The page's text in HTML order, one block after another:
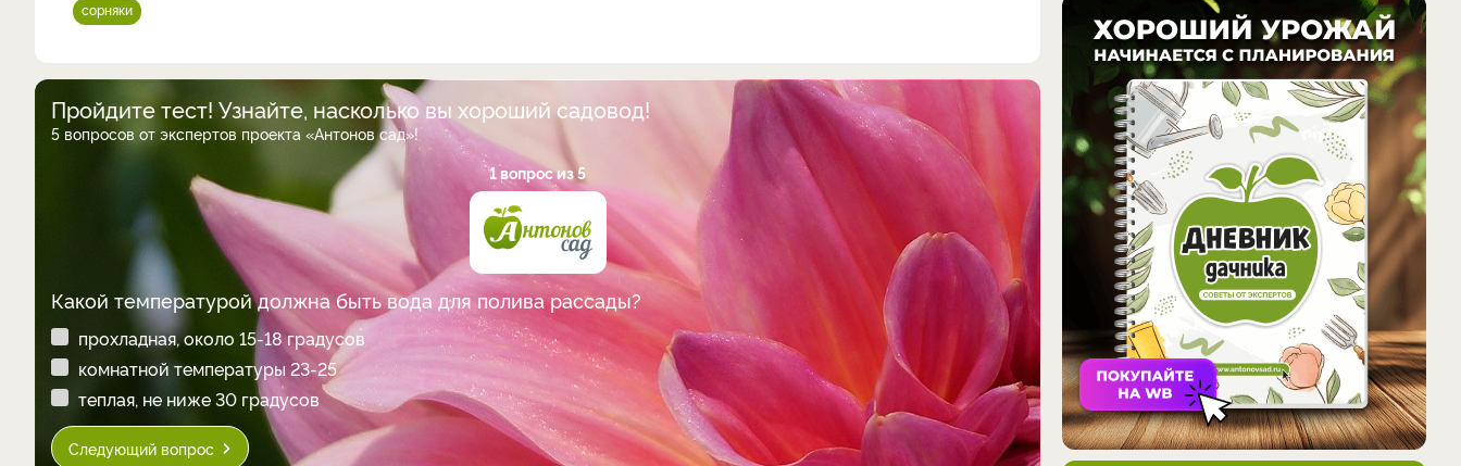
сорняки
Пройдите тест! Узнайте, насколько вы хороший садовод!
5 вопросов от экспертов проекта «Антонов сад»!
1 вопрос из 5
Какой температурой должна быть вода для полива рассады?
прохладная, около 15-18 градусов
комнатной температуры 23-25
теплая, не ниже 30 градусов
Следующий вопрос